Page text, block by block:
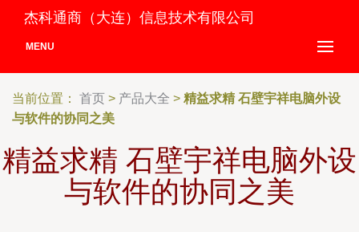
杰科通商（大连）信息技术有限公司
MENU
当前位置： 首页 > 产品大全 > 精益求精 石壁宇祥电脑外设
与软件的协同之美
精益求精 石壁宇祥电脑外设
与软件的协同之美